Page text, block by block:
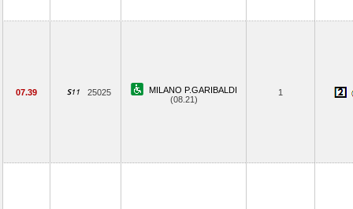
07.39 25025
MILANO P.GARIBALDI
(08.21)
1